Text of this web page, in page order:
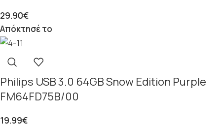
29.90€
Απόκτησέ το
Philips USB 3.0 64GB Snow Edition Purple
FM64FD75B/00
19.99€